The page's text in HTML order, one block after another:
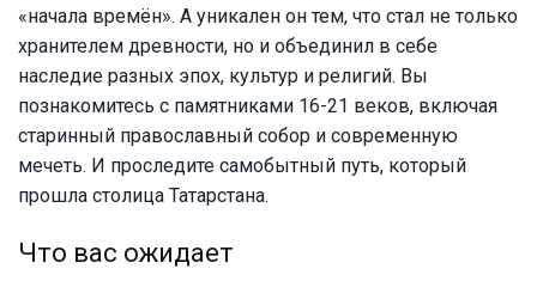
«начала времён». А уникален он тем, что стал не только
хранителем древности, но и объединил в себе
наследие разных эпох, культур и религий. Вы
познакомитесь с памятниками 16-21 веков, включая
старинный православный собор и современную
мечеть. И проследите самобытный путь, который
прошла столица Татарстана.
Что вас ожидает